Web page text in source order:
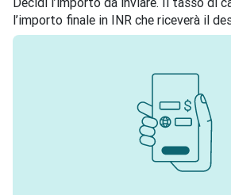
l’importo finale in INR che riceverà il